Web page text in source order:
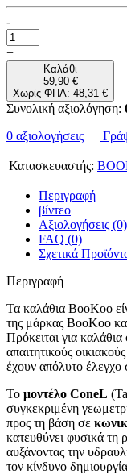
-
+
Καλάθι
59,90 €
Χωρίς ΦΠΑ: 48,31 €
Συνολική αξιολόγηση:
0 αξιολογήσεις
Κατασκευαστής:
Περιγραφή
βίντεο
Αξιολογήσεις (0)
FAQ (0)
Σχετικά
Περιγραφή
Τα καλάθια BooKoo
της μάρκας BooKoo
Πρόκειται για καλάθια
απαιτητικούς
έχουν απόλυτο έλεγχο
Το μοντέλο ConeL
συγκεκριμένη
προς τη βάση σε
κατευθύνει φυσικά τη
αυξάνοντας την
τον κίνδυνο